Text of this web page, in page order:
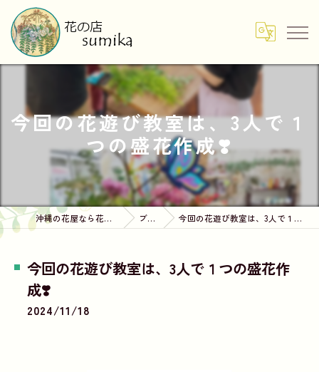
今回の花遊び教室は、3人で１
つの盛花作成❣️
沖縄の花屋なら花の店sumika ブログ 今回の花遊び教室は、3人で１つの盛花作成❣️
今回の花遊び教室は、3人で１つの盛花作
成❣️
2024/11/18